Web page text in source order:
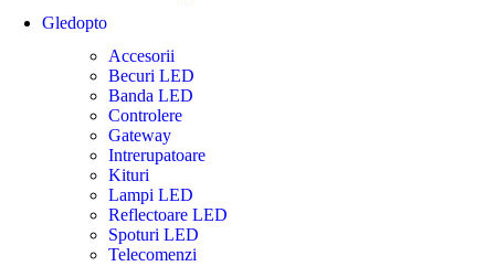
Gledopto
Accesorii
Becuri LED
Banda LED
Controlere
Gateway
Intrerupatoare
Kituri
Lampi LED
Reflectoare LED
Spoturi LED
Telecomenzi